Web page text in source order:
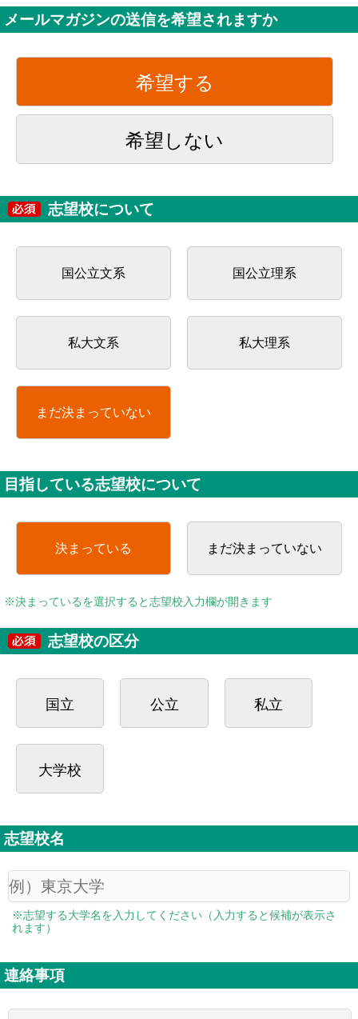
メールマガジンの送信を希望されますか
希望する
希望しない
志望校について
国公立文系 国公立理系
私大文系 私大理系
まだ決まっていない
目指している志望校について
決まっている まだ決まっていない
※決まっているを選択すると志望校入力欄が開きます
志望校の区分
国立 公立 私立
大学校
志望校名
※志望する大学名を入力してください（入力すると候補が表示さ
れます）
連絡事項